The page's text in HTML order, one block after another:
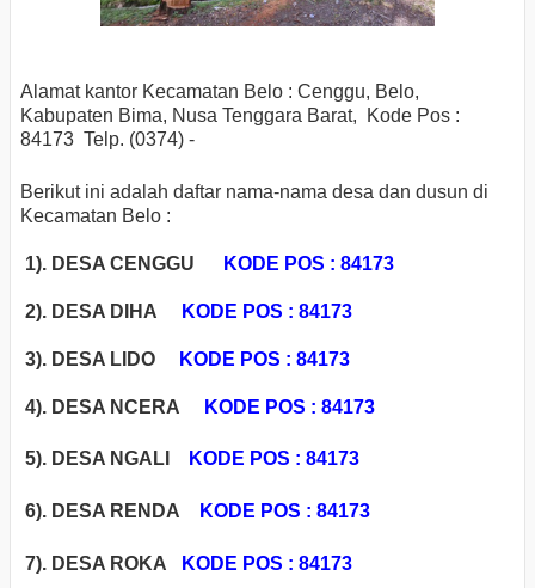
Alamat kantor Kecamatan Belo : Cenggu, Belo,
Kabupaten Bima, Nusa Tenggara Barat, Kode Pos :
84173 Telp. (0374) -
Berikut ini adalah daftar nama-nama desa dan dusun di
Kecamatan Belo :
1). DESA CENGGU KODE POS : 84173
2). DESA DIHA KODE POS : 84173
3). DESA LIDO KODE POS : 84173
4). DESA NCERA KODE POS : 84173
5). DESA NGALI KODE POS : 84173
6). DESA RENDA KODE POS : 84173
7). DESA ROKA KODE POS : 84173